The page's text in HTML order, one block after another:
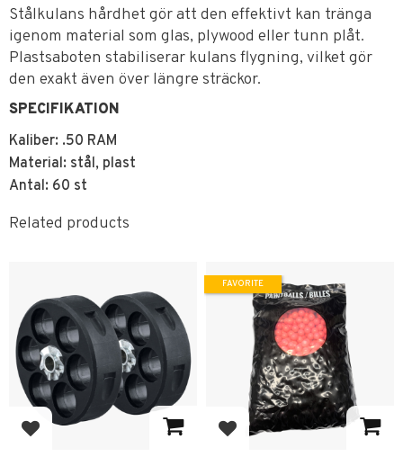
Stålkulans hårdhet gör att den effektivt kan tränga
igenom material som glas, plywood eller tunn plåt.
Plastsaboten stabiliserar kulans flygning, vilket gör
den exakt även över längre sträckor.
SPECIFIKATION
Kaliber: .50 RAM
Material: stål, plast
Antal: 60 st
Related products
Add to favorites Add to favorites
FAVORITE